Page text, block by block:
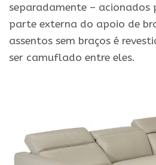
separadamente –
parte externa do apoio de
assentos sem braços é
ser camuflado entre eles.